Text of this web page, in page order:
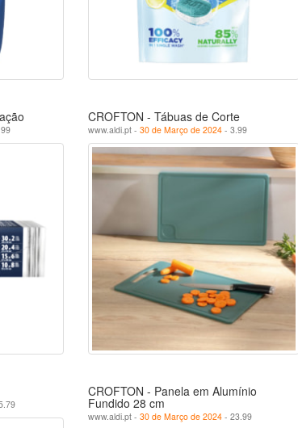
CROFTON - Tábuas de Corte
www.aldi.pt - 30 de Março de 2024- 3.99
CROFTON - Panela em Alumínio
Fundido 28 cm
www.aldi.pt - 30 de Março de 2024- 23.99